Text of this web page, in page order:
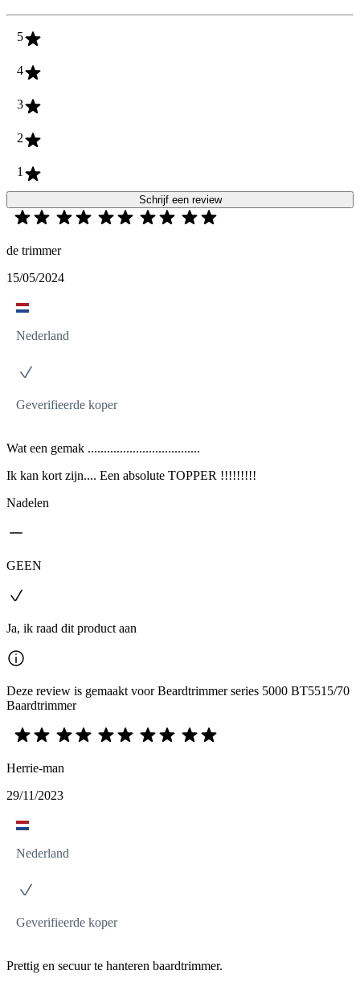
5
4
3
2
1
Schrijf een review
de trimmer
15/05/2024
Nederland
Geverifieerde koper
Wat een gemak ...................................
Ik kan kort zijn.... Een absolute TOPPER !!!!!!!!!
Nadelen
GEEN
Ja, ik raad dit product aan
Deze review is gemaakt voor Beardtrimmer series 5000 BT5515/70
Baardtrimmer
Herrie-man
29/11/2023
Nederland
Geverifieerde koper
Prettig en secuur te hanteren baardtrimmer.